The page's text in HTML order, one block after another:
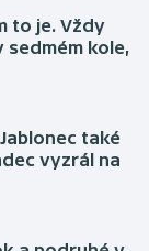
to je. Vždy
sedmém kole,
také
vyzrál na